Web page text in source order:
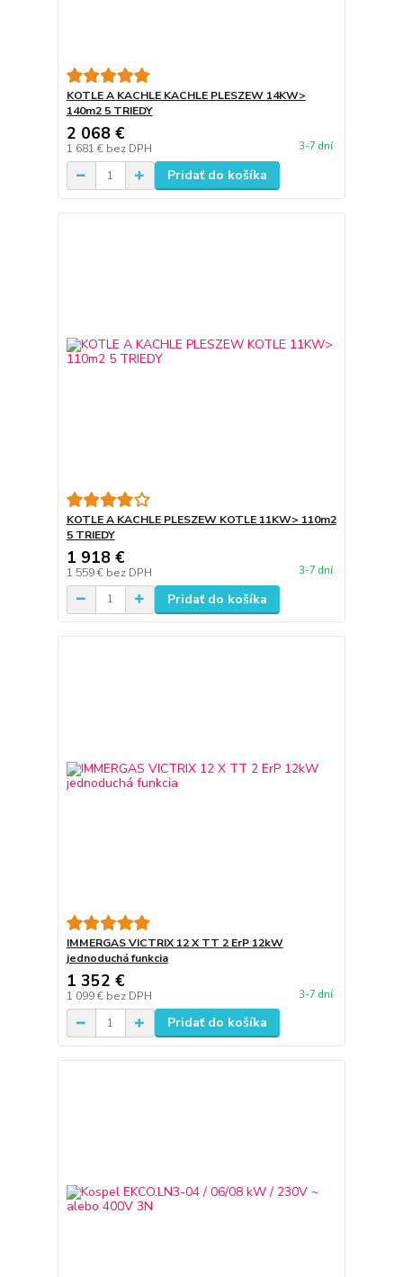
KOTLE A KACHLE KACHLE PLESZEW 14KW>
140m2 5 TRIEDY
2 068 €
1 681 € bez DPH 3-7 dní
Pridať do košíka
KOTLE A KACHLE PLESZEW KOTLE 11KW> 110m2
5 TRIEDY
1 918 €
1 559 € bez DPH 3-7 dní
Pridať do košíka
IMMERGAS VICTRIX 12 X TT 2 ErP 12kW
jednoduchá funkcia
1 352 €
1 099 € bez DPH 3-7 dní
Pridať do košíka